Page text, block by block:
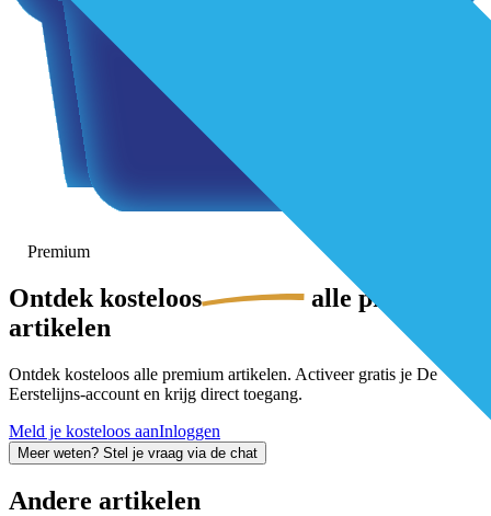
Premium
Ontdek kosteloos
alle premium-
artikelen
Ontdek kosteloos alle premium artikelen. Activeer gratis je De
Eerstelijns-account en krijg direct toegang.
Meld je kosteloos aanInloggen
Meer weten? Stel je vraag via de chat
Andere artikelen